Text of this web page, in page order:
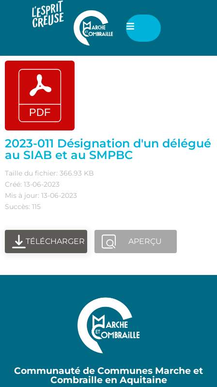
2023-011 Désignation d'un délégué
au SIAB et au SMPBC
Taille du fichier: 366.93 KB
Créé: 13-06-2023
Mis à jour: 13-06-2023
Succès: 115
TÉLÉCHARGER APERÇU
Communauté de Communes Marche et
Combraille en Aquitaine